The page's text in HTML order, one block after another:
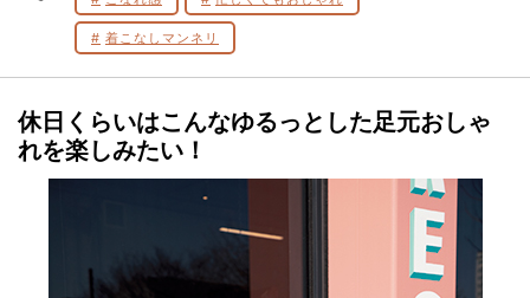
着こなしマンネリ
休日くらいはこんなゆるっとした足元おしゃ
れを楽しみたい！